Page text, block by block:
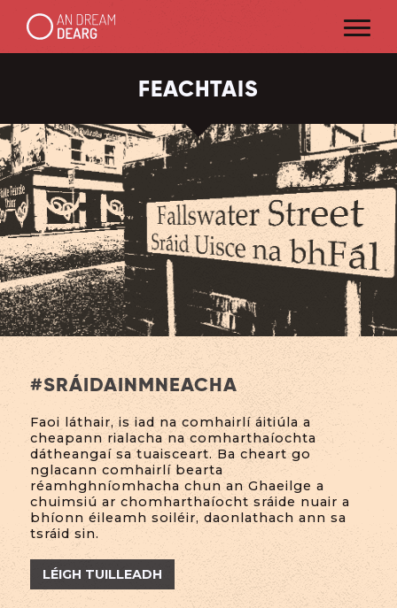
FEACHTAIS
#SRÁIDAINMNEACHA
Faoi láthair, is iad na comhairlí áitiúla a
cheapann rialacha na comharthaíochta
dátheangaí sa tuaisceart. Ba cheart go
nglacann comhairlí bearta
réamhghníomhacha chun an Ghaeilge a
chuimsiú ar chomharthaíocht sráide nuair a
bhíonn éileamh soiléir, daonlathach ann sa
tsráid sin.
LÉIGH TUILLEADH